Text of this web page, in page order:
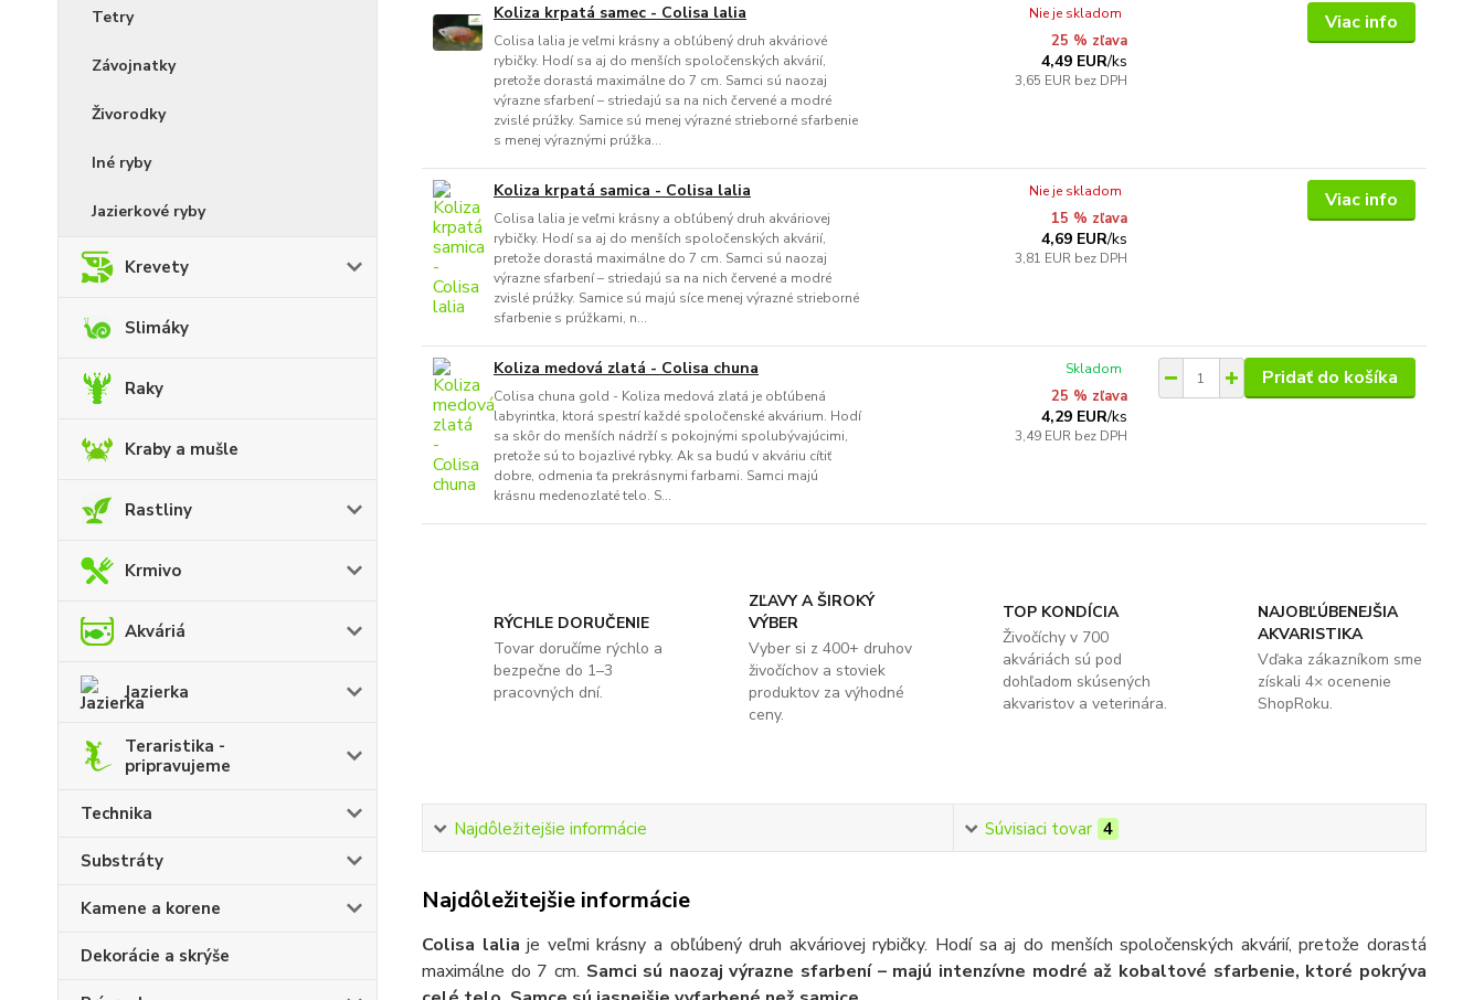
Tetry
Závojnatky
Živorodky
Iné ryby
Jazierkové ryby
Krevety
Slimáky
Raky
Kraby a mušle
Rastliny
Krmivo
Akváriá
Jazierka
Teraristika -
pripravujeme
Technika
Substráty
Kamene a korene
Dekorácie a skrýše
Koliza krpatá samec - Colisa lalia
Colisa lalia je veľmi krásny a obľúbený druh akváriové
rybičky. Hodí sa aj do menších spoločenských akvárií,
pretože dorastá maximálne do 7 cm. Samci sú naozaj
výrazne sfarbení – striedajú sa na nich červené a modré
zvislé prúžky. Samice sú menej výrazné strieborné sfarbenie
s menej výraznými prúžka...
25 % zľava
4,49 EUR/ks
3,65 EUR bez DPH
Nie je skladom Viac info
Koliza krpatá samica - Colisa lalia
Colisa lalia je veľmi krásny a obľúbený druh akváriovej
rybičky. Hodí sa aj do menších spoločenských akvárií,
pretože dorastá maximálne do 7 cm. Samci sú naozaj
výrazne sfarbení – striedajú sa na nich červené a modré
zvislé prúžky. Samice sú majú síce menej výrazné strieborné
sfarbenie s prúžkami, n...
15 % zľava
4,69 EUR/ks
3,81 EUR bez DPH
Nie je skladom Viac info
Koliza medová zlatá - Colisa chuna
Colisa chuna gold - Koliza medová zlatá je obľúbená
labyrintka, ktorá spestrí každé spoločenské akvárium. Hodí
sa skôr do menších nádrží s pokojnými spolubývajúcimi,
pretože sú to bojazlivé rybky. Ak sa budú v akváriu cítiť
dobre, odmenia ťa prekrásnymi farbami. Samci majú
krásnu medenozlaté telo. S...
25 % zľava
4,29 EUR/ks
3,49 EUR bez DPH
Skladom Pridať do košíka
RÝCHLE DORUČENIE
Tovar doručíme rýchlo a
bezpečne do 1–3
pracovných dní.
ZĽAVY A ŠIROKÝ
VÝBER
Vyber si z 400+ druhov
živočíchov a stoviek
produktov za výhodné
ceny.
TOP KONDÍCIA
Živočíchy v 700
akváriách sú pod
dohľadom skúsených
akvaristov a veterinára.
NAJOBĽÚBENEJŠIA
AKVARISTIKA
Vďaka zákazníkom sme
získali 4× ocenenie
ShopRoku.
Najdôležitejšie informácie Súvisiaci tovar 4
Najdôležitejšie informácie
Colisa lalia je veľmi krásny a obľúbený druh akváriovej rybičky. Hodí sa aj do menších spoločenských akvárií, pretože dorastá
maximálne do 7 cm. Samci sú naozaj výrazne sfarbení – majú intenzívne modré až kobaltové sfarbenie, ktoré pokrýva